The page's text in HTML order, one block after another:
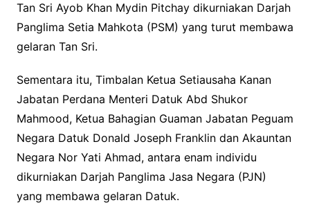
Tan Sri Ayob Khan Mydin Pitchay dikurniakan Darjah
Panglima Setia Mahkota (PSM) yang turut membawa
gelaran Tan Sri.
Sementara itu, Timbalan Ketua Setiausaha Kanan
Jabatan Perdana Menteri Datuk Abd Shukor
Mahmood, Ketua Bahagian Guaman Jabatan Peguam
Negara Datuk Donald Joseph Franklin dan Akauntan
Negara Nor Yati Ahmad, antara enam individu
dikurniakan Darjah Panglima Jasa Negara (PJN)
yang membawa gelaran Datuk.